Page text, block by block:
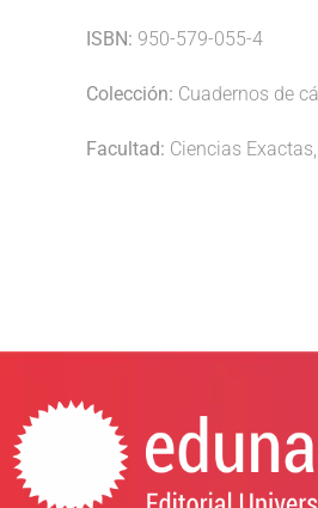
ISBN: 950-579-055-4
Colección: Cuadernos de
Facultad: Ciencias